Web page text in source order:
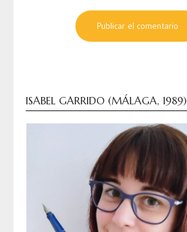
ISABEL GARRIDO (MÁLAGA, 1989)